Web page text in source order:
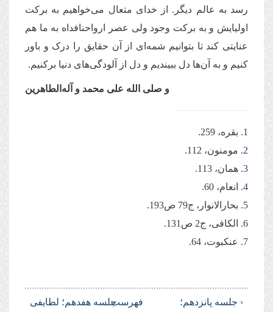
رسد به عالم دیگر. از خدای متعال می‌خواهیم به برکت
اولیایش و به برکت وجود ولی عصر ارواحنافداه به ما هم
عنایتی کند تا بتوانیم شمه‌ای از آن حقایق را درک و باور
کنیم و به آن‌ها دل ببیندیم و دل از آلودگی‌های دنیا برکنیم.
و صلی ‌الله علی محمد و آله‌الطاهرین
1. بقره، 259.
2. مومنون، 112.
3. همان، 113.
4. انعام، 60.
5. بحارالانوار، ج79 ص193.
6. الکافی، ج2 ص131.
7. عنکبوت، 64.
‹ جلسه پانزدهم؛ فهرستجلسه هفدهم؛ لطایفی